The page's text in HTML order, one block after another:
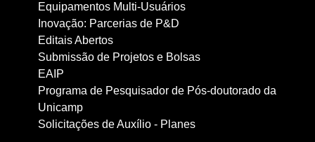
Equipamentos Multi-Usuários
Inovação: Parcerias de P&D
Editais Abertos
Submissão de Projetos e Bolsas
EAIP
Programa de Pesquisador de Pós-doutorado da
Unicamp
Solicitações de Auxílio - Planes